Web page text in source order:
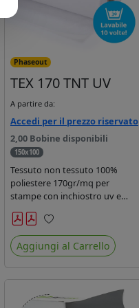
Phaseout
TEX 170 TNT UV
A partire da:
Accedi per il prezzo riservato
2,00 Bobine disponibili
150x100
Tessuto non tessuto 100%
poliestere 170gr/mq per
stampe con inchiostro uv e
sublimazione indiretta.
Leggero e resistente,
occhiellabile e cucibile, non
saldabile. Ideale per striscioni,
Preferiti
Aggiungi al Carrello